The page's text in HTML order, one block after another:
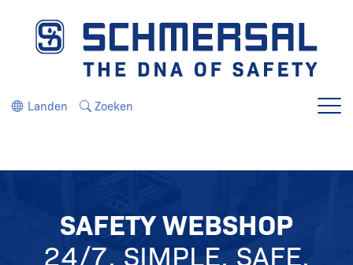
Landen Zoeken Menu
SAFETY WEBSHOP
24/7. SIMPLE. SAFE.